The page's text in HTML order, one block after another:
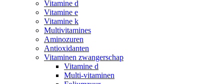
Vitamine d
Vitamine e
Vitamine k
Multivitamines
Aminozuren
Antioxidanten
Vitaminen zwangerschap
Vitamine d
Multi-vitaminen